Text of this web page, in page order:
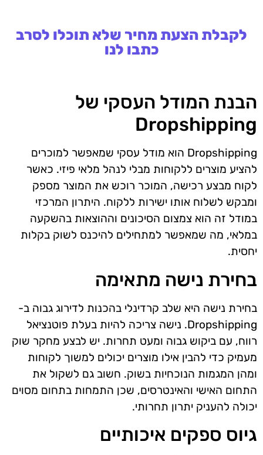
לקבלת הצעת מחיר שלא תוכלו לסרב
כתבו לנו
הבנת המודל העסקי של
Dropshipping
Dropshipping הוא מודל עסקי שמאפשר למוכרים
להציע מוצרים ללקוחות מבלי לנהל מלאי פיזי. כאשר
לקוח מבצע רכישה, המוכר רוכש את המוצר מספק
ומבקש לשלוח אותו ישירות ללקוח. היתרון המרכזי
במודל זה הוא צמצום הסיכונים וההוצאות בהשקעה
במלאי, מה שמאפשר למתחילים להיכנס לשוק בקלות
יחסית.
בחירת נישה מתאימה
בחירת נישה היא שלב קרדינלי בהכנות לדירוג גבוה ב-
Dropshipping. נישה צריכה להיות בעלת פוטנציאל
רווח, עם ביקוש גבוה ומעט תחרות. יש לבצע מחקר שוק
מעמיק כדי להבין אילו מוצרים יכולים למשוך לקוחות
ומהן המגמות הנוכחיות בשוק. חשוב גם לשקול את
התחום האישי והאינטרסים, שכן התמחות בתחום מסוים
יכולה להעניק יתרון תחרותי.
גיוס ספקים איכותיים